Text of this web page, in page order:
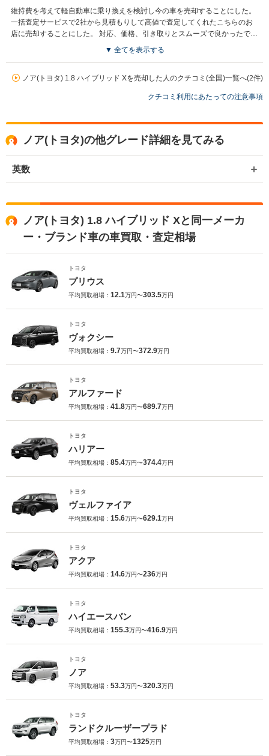
維持費を考えて軽自動車に乗り換えを検討し今の車を売却することにした。
一括査定サービスで2社から見積もりして高値で査定してくれたこちらのお
店に売却することにした。 対応、価格、引き取りとスムーズで良かったで
買取店からの返信
お世話になっております。 株式会社ネクステージでございます。 この
ております。
▼ 全てを表示する
ノア(トヨタ) 1.8 ハイブリッド Xを売却した人のクチコミ(全国)一覧へ(2件)
クチコミ利用にあたっての注意事項
ノア(トヨタ)の他グレード詳細を見てみる
英数
ノア(トヨタ) 1.8 ハイブリッド Xと同一メーカ
ー・ブランド車の車買取・査定相場
トヨタ
プリウス
平均買取相場： 12.1万円〜303.5万円
トヨタ
ヴォクシー
平均買取相場： 9.7万円〜372.9万円
トヨタ
アルファード
平均買取相場： 41.8万円〜689.7万円
トヨタ
ハリアー
平均買取相場： 85.4万円〜374.4万円
トヨタ
ヴェルファイア
平均買取相場： 15.6万円〜629.1万円
トヨタ
アクア
平均買取相場： 14.6万円〜236万円
トヨタ
ハイエースバン
平均買取相場： 155.3万円〜416.9万円
トヨタ
ノア
平均買取相場： 53.3万円〜320.3万円
トヨタ
ランドクルーザープラド
平均買取相場： 3万円〜1325万円